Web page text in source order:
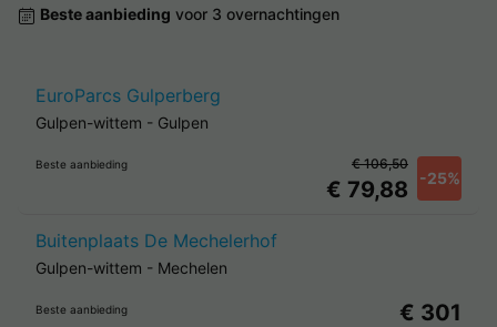
Beste aanbieding voor 3 overnachtingen
EuroParcs Gulperberg
Gulpen-wittem - Gulpen
Beste aanbieding
€ 79,88 -25%
€ 106,50
Buitenplaats De Mechelerhof
Gulpen-wittem - Mechelen
Beste aanbieding € 301